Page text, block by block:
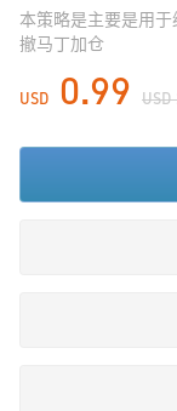
本策略是主要是用
撤马丁加仓
USD 0.99